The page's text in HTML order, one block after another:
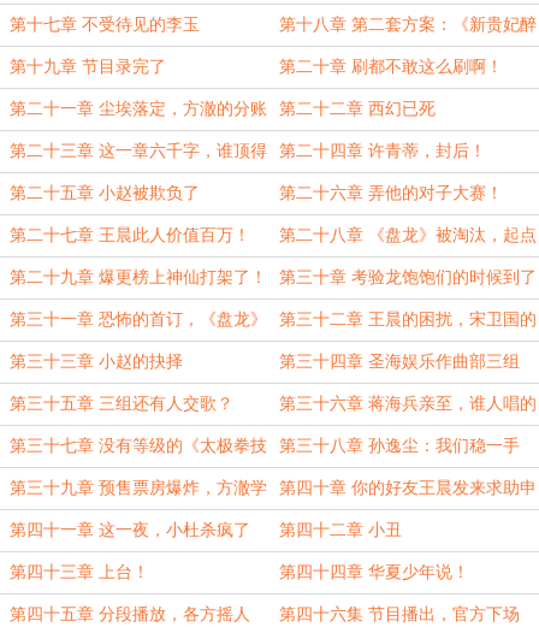
与西铁诚
第十七章 不受待见的李玉 第十八章 第二套方案：《新贵妃醉
酒》
第十九章 节目录完了 第二十章 刷都不敢这么刷啊！
第二十一章 尘埃落定，方澈的分账 第二十二章 西幻已死
第二十三章 这一章六千字，谁顶得
住啊？
第二十四章 许青蒂，封后！
第二十五章 小赵被欺负了 第二十六章 弄他的对子大赛！
第二十七章 王晨此人价值百万！ 第二十八章 《盘龙》被淘汰，起点
海外站成立
第二十九章 爆更榜上神仙打架了！ 第三十章 考验龙饱饱们的时候到了
第三十一章 恐怖的首订，《盘龙》
准备出海
第三十二章 王晨的困扰，宋卫国的
帮助
第三十三章 小赵的抉择 第三十四章 圣海娱乐作曲部三组
第三十五章 三组还有人交歌？ 第三十六章 蒋海兵亲至，谁人唱的
《霍元甲》
第三十七章 没有等级的《太极拳技
能书》
第三十八章 孙逸尘：我们稳一手
第三十九章 预售票房爆炸，方澈学
长yyds
第四十章 你的好友王晨发来求助申
请
第四十一章 这一夜，小杜杀疯了 第四十二章 小丑
第四十三章 上台！ 第四十四章 华夏少年说！
第四十五章 分段播放，各方摇人 第四十六集 节目播出，官方下场